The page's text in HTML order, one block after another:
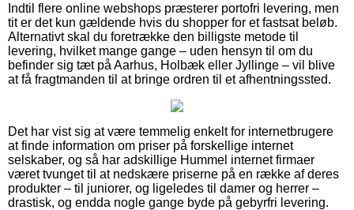
Indtil flere online webshops præsterer portofri levering, men
tit er det kun gældende hvis du shopper for et fastsat beløb.
Alternativt skal du foretrække den billigste metode til
levering, hvilket mange gange – uden hensyn til om du
befinder sig tæt på Aarhus, Holbæk eller Jyllinge – vil blive
at få fragtmanden til at bringe ordren til et afhentningssted.
Det har vist sig at være temmelig enkelt for internetbrugere
at finde information om priser på forskellige internet
selskaber, og så har adskillige Hummel internet firmaer
været tvunget til at nedskære priserne på en række af deres
produkter – til juniorer, og ligeledes til damer og herrer –
drastisk, og endda nogle gange byde på gebyrfri levering.